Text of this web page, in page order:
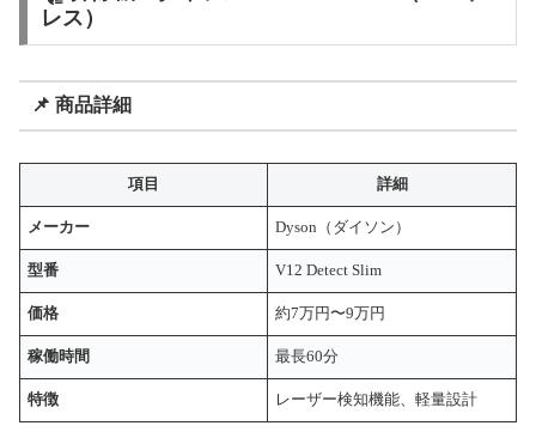
レス）
📌 商品詳細
項目 詳細
メーカー Dyson（ダイソン）
型番 V12 Detect Slim
価格 約7万円〜9万円
稼働時間 最長60分
特徴 レーザー検知機能、軽量設計